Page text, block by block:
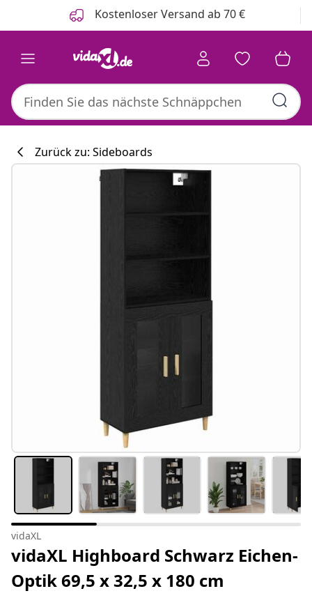
Kostenloser Versand ab 70 €
Zurück zu: Sideboards
vidaXL
vidaXL Highboard Schwarz Eichen-
Optik 69,5 x 32,5 x 180 cm